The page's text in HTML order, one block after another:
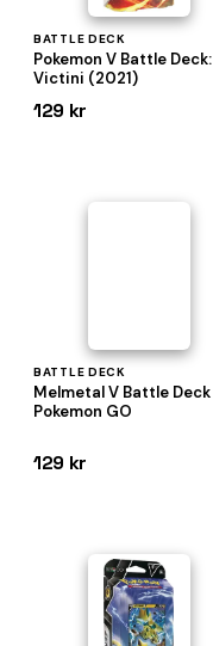
BATTLE DECK
Pokemon V Battle Deck:
Victini (2021)
129 kr
BATTLE DECK
Melmetal V Battle
Pokemon GO
129 kr